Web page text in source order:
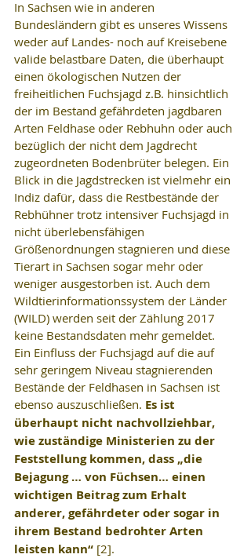
In Sachsen wie in anderen
Bundesländern gibt es unseres Wissens
weder auf Landes- noch auf Kreisebene
valide belastbare Daten, die überhaupt
einen ökologischen Nutzen der
freiheitlichen Fuchsjagd z.B. hinsichtlich
der im Bestand gefährdeten jagdbaren
Arten Feldhase oder Rebhuhn oder auch
bezüglich der nicht dem Jagdrecht
zugeordneten Bodenbrüter belegen. Ein
Blick in die Jagdstrecken ist vielmehr ein
Indiz dafür, dass die Restbestände der
Rebhühner trotz intensiver Fuchsjagd in
nicht überlebensfähigen
Größenordnungen stagnieren und diese
Tierart in Sachsen sogar mehr oder
weniger ausgestorben ist. Auch dem
Wildtierinformationssystem der Länder
(WILD) werden seit der Zählung 2017
keine Bestandsdaten mehr gemeldet.
Ein Einfluss der Fuchsjagd auf die auf
sehr geringem Niveau stagnierenden
Bestände der Feldhasen in Sachsen ist
ebenso auszuschließen. Es ist
überhaupt nicht nachvollziehbar,
wie zuständige Ministerien zu der
Feststellung kommen, dass „die
Bejagung … von Füchsen… einen
wichtigen Beitrag zum Erhalt
anderer, gefährdeter oder sogar in
ihrem Bestand bedrohter Arten
leisten kann“ [2].